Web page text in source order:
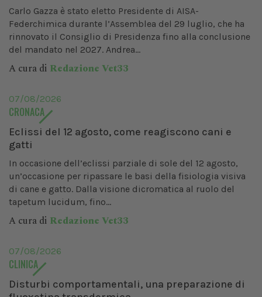
Carlo Gazza è stato eletto Presidente di AISA-
Federchimica durante l’Assemblea del 29 luglio, che ha
rinnovato il Consiglio di Presidenza fino alla conclusione
del mandato nel 2027. Andrea...
A cura di Redazione Vet33
07/08/2026
CRONACA
Eclissi del 12 agosto, come reagiscono cani e
gatti
In occasione dell’eclissi parziale di sole del 12 agosto,
un’occasione per ripassare le basi della fisiologia visiva
di cane e gatto. Dalla visione dicromatica al ruolo del
tapetum lucidum, fino...
A cura di Redazione Vet33
07/08/2026
CLINICA
Disturbi comportamentali, una preparazione di